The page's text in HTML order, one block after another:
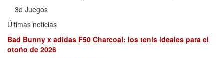
3d Juegos
Últimas noticias
Bad Bunny x adidas F50 Charcoal: los tenis ideales para el
otoño de 2026